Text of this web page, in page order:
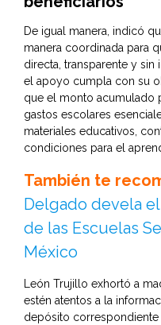
De igual manera, indicó
manera coordinada para
directa, transparente y
el apoyo cumpla con su
que el monto acumulado
gastos escolares
materiales educativos,
condiciones para el
También te
Delgado devela
de las Escuelas
México
León Trujillo exhortó a
estén atentos a la
depósito correspondiente